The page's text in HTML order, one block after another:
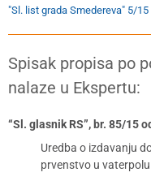
"Sl. list grada Smedereva" 5/15
Spisak propisa po
nalaze u Ekspertu:
“Sl. glasnik RS”, br. 85/15
Uredba o izdavanju
prvenstvo u